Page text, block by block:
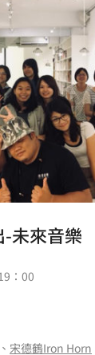
未來音樂
：00
宋德鶴Iron Horn